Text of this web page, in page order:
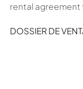
rental agreement
DOSSIER DE